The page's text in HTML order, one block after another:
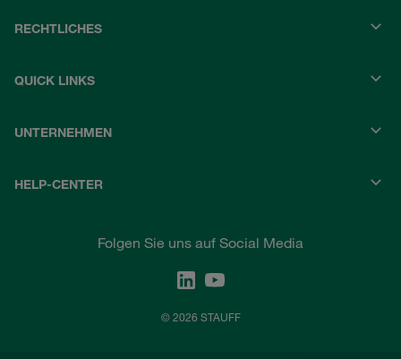
RECHTLICHES
QUICK LINKS
UNTERNEHMEN
HELP-CENTER
Folgen Sie uns auf Social Media
© 2026 STAUFF